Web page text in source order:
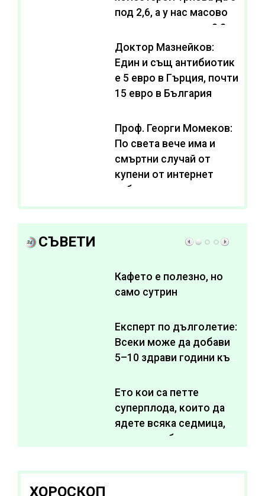
под 2,6, а у нас масово
се живее с нива от 3,2
Доктор Мазнейков:
Един и същ антибиотик
e 5 евро в Гърция, почти
15 евро в България
Проф. Георги Момеков:
По света вече има и
смъртни случай от
купени от интернет
субстанции за
отслабване
СЪВЕТИ
Кафето е полезно, но
само сутрин
Експерт по дълголетие:
Всеки може да добави
5–10 здрави години към
Ето кои са петте
суперплода, които да
ядете всяка седмица,
за да подобрите
ХОРОСКОП